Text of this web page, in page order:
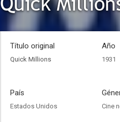
Título original
Quick Millions
Año
1931
País
Estados Unidos Cine